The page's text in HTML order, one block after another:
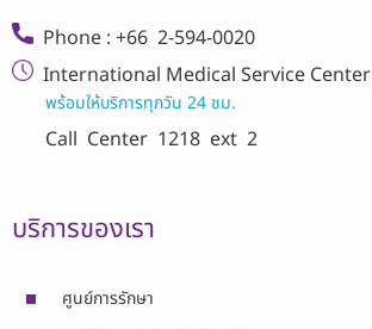
Phone : +66 2-594-0020
International Medical Service Center
พร้อมให้บริการทุกวัน 24 ชม.
Call Center 1218 ext 2
บริการของเรา
ศูนย์การรักษา